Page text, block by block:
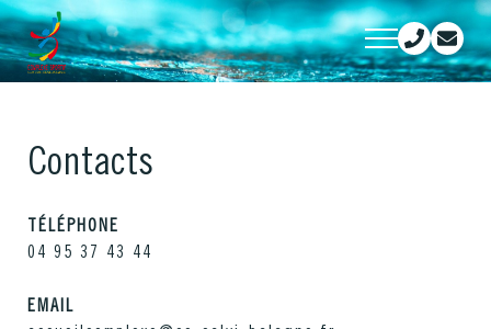
Contacts
TÉLÉPHONE
04 95 37 43 44
EMAIL